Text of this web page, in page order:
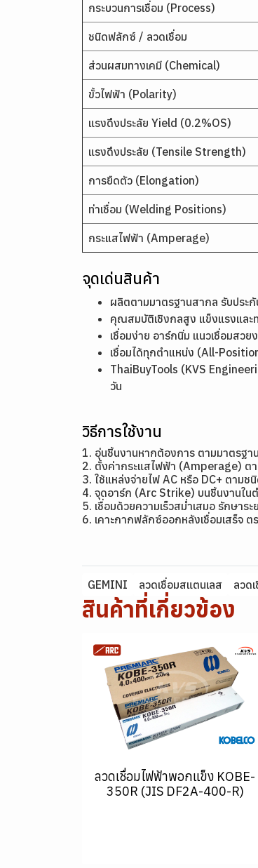
กระบวนการเชื่อม (Process)
ชนิดฟลักซ์ / ลวดเชื่อม
ส่วนผสมทางเคมี (Chemical)
ขั้วไฟฟ้า (Polarity)
แรงดึงประลัย Yield (0.2%OS)
แรงดึงประลัย (Tensile Strength)
การยืดตัว (Elongation)
ท่าเชื่อม (Welding Positions)
กระแสไฟฟ้า (Amperage)
จุดเด่นสินค้า
ผลิตตามมาตรฐานสากล รับประ
คุณสมบัติเชิงกลสูง แข็งแรงและ
เชื่อมง่าย อาร์กนิ่ม แนวเชื่อมสวย
เชื่อมได้ทุกตำแหน่ง (All-
ThaiBuyTools (KVS
วัน
วิธีการใช้งาน
1. อุ่นชิ้นงานหากต้องการ ตามมาตรฐา
2. ตั้งค่ากระแสไฟฟ้า (Amperage)
3. ใช้แหล่งจ่ายไฟ AC หรือ DC+ ตามช
4. จุดอาร์ก (Arc Strike) บนชิ้นงานใน
5. เชื่อมด้วยความเร็วสม่ำเสมอ รักษา
6. เคาะกากฟลักซ์ออกหลังเชื่อมเสร็จ
GEMINI ลวดเชื่อมสแตนเลส ลวด
สินค้าที่เกี่ยวข้อง
ลวดเชื่อมไฟฟ้าพอกแข็ง KOBE-
350R (JIS DF2A-400-R)